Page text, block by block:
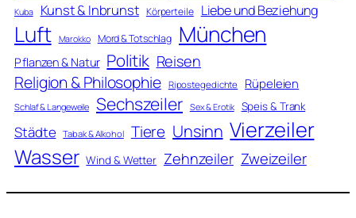
Kuba Kunst & Inbrunst Körperteile Liebe und Beziehung
Luft Marokko Mord & Totschlag München
Pflanzen & Natur Politik Reisen
Religion & Philosophie Ripostegedichte Rüpeleien
Schlaf & Langeweile Sechszeiler Sex & Erotik Speis & Trank
Städte Tabak & Alkohol Tiere Unsinn Vierzeiler
Wasser Wind & Wetter Zehnzeiler Zweizeiler